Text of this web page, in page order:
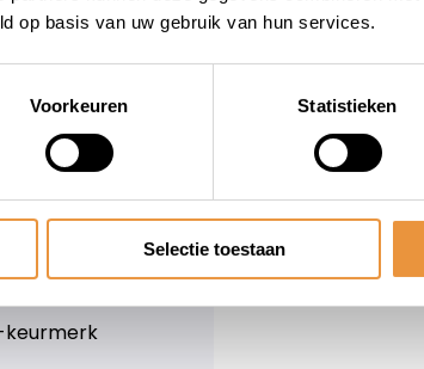
op basis van uw gebruik van hun services.
Voorkeuren Statistieken
Selectie toestaan
keurmerk
Blog